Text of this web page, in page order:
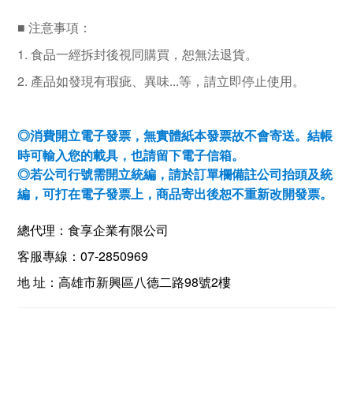
■ 注意事項：
1. 食品一經拆封後視同購買，恕無法退貨。
2. 產品如發現有瑕疵、異味...等，請立即停止使用。
◎消費開立電子發票，無實體紙本發票故不會寄送。結帳
時可輸入您的載具，也請留下電子信箱。
◎若公司行號需開立統編，請於訂單欄備註公司抬頭及統
編，可打在電子發票上，商品寄出後恕不重新改開發票。
總代理：食享企業有限公司
客服專線： 07-2850969
地 址：高雄市新興區八德二路98號2樓